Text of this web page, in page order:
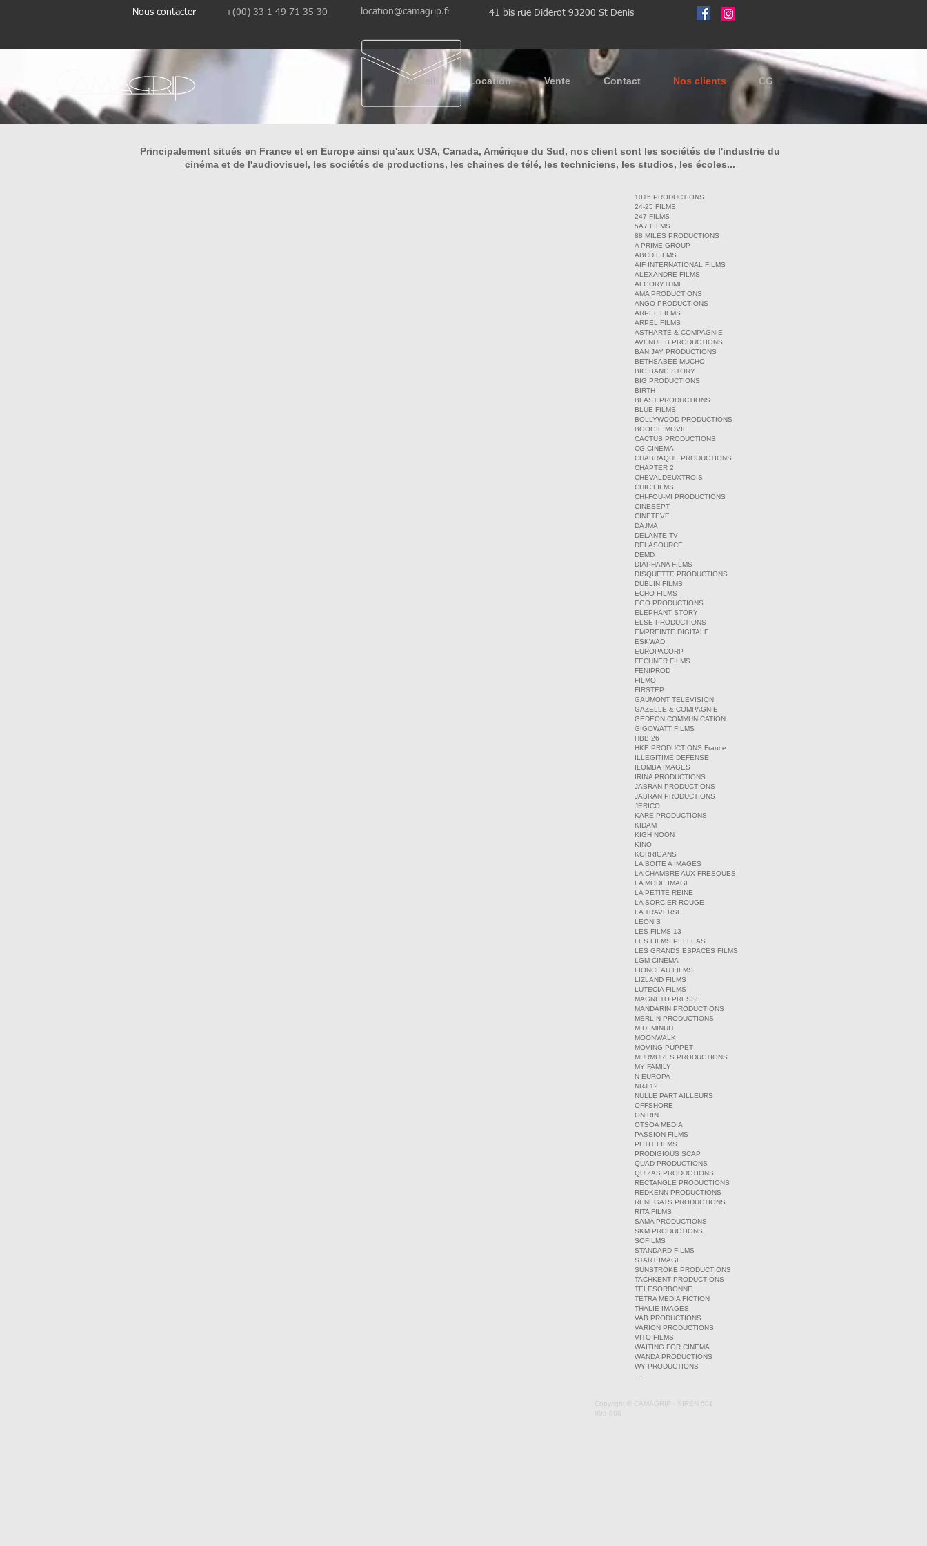
Accueil Location Vente Contact Nos clients CG
Nous contacter +(00) 33 1 49 71 35 30 location@camagrip.fr 41 bis rue Diderot 93200 St Denis
Principalement situés en France et en Europe ainsi qu'aux USA, Canada, Amérique du Sud, nos client sont les sociétés de l'industrie du
cinéma et de l'audiovisuel, les sociétés de productions, les chaines de télé, les techniciens, les studios, les écoles...
1015 PRODUCTIONS
24-25 FILMS
247 FILMS
5A7 FILMS
88 MILES PRODUCTIONS
A PRIME GROUP
ABCD FILMS
AIF INTERNATIONAL FILMS
ALEXANDRE FILMS
ALGORYTHME
AMA PRODUCTIONS
ANGO PRODUCTIONS
ARPEL FILMS
ARPEL FILMS
ASTHARTE & COMPAGNIE
AVENUE B PRODUCTIONS
BANIJAY PRODUCTIONS
BETHSABEE MUCHO
BIG BANG STORY
BIG PRODUCTIONS
BIRTH
BLAST PRODUCTIONS
BLUE FILMS
BOLLYWOOD PRODUCTIONS
BOOGIE MOVIE
CACTUS PRODUCTIONS
CG CINEMA
CHABRAQUE PRODUCTIONS
CHAPTER 2
CHEVALDEUXTROIS
CHIC FILMS
CHI-FOU-MI PRODUCTIONS
CINESEPT
CINETEVE
DAJMA
DELANTE TV
DELASOURCE
DEMD
DIAPHANA FILMS
DISQUETTE PRODUCTIONS
DUBLIN FILMS
ECHO FILMS
EGO PRODUCTIONS
ELEPHANT STORY
ELSE PRODUCTIONS
EMPREINTE DIGITALE
ESKWAD
EUROPACORP
FECHNER FILMS
FENIPROD
FILMO
FIRSTEP
GAUMONT TELEVISION
GAZELLE & COMPAGNIE
GEDEON COMMUNICATION
GIGOWATT FILMS
HBB 26
HKE PRODUCTIONS France
ILLEGITIME DEFENSE
ILOMBA IMAGES
IRINA PRODUCTIONS
JABRAN PRODUCTIONS
JABRAN PRODUCTIONS
JERICO
KARE PRODUCTIONS
KIDAM
KIGH NOON
KINO
KORRIGANS
LA BOITE A IMAGES
LA CHAMBRE AUX FRESQUES
LA MODE IMAGE
LA PETITE REINE
LA SORCIER ROUGE
LA TRAVERSE
LEONIS
LES FILMS 13
LES FILMS PELLEAS
LES GRANDS ESPACES FILMS
LGM CINEMA
LIONCEAU FILMS
LIZLAND FILMS
LUTECIA FILMS
MAGNETO PRESSE
MANDARIN PRODUCTIONS
MERLIN PRODUCTIONS
MIDI MINUIT
MOONWALK
MOVING PUPPET
MURMURES PRODUCTIONS
MY FAMILY
N EUROPA
NRJ 12
NULLE PART AILLEURS
OFFSHORE
ONIRIN
OTSOA MEDIA
PASSION FILMS
PETIT FILMS
PRODIGIOUS SCAP
QUAD PRODUCTIONS
QUIZAS PRODUCTIONS
RECTANGLE PRODUCTIONS
REDKENN PRODUCTIONS
RENEGATS PRODUCTIONS
RITA FILMS
SAMA PRODUCTIONS
SKM PRODUCTIONS
SOFILMS
STANDARD FILMS
START IMAGE
SUNSTROKE PRODUCTIONS
TACHKENT PRODUCTIONS
TELESORBONNE
TETRA MEDIA FICTION
THALIE IMAGES
VAB PRODUCTIONS
VARION PRODUCTIONS
VITO FILMS
WAITING FOR CINEMA
WANDA PRODUCTIONS
WY PRODUCTIONS
Copyright © CAMAGRIP - SIREN 501
905 608